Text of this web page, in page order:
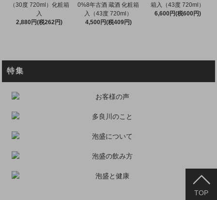
（30度 720ml）化粧箱
入
2,880円(税262円)
0%8年古酒 蔵酒 化粧箱
入（43度 720ml）
4,500円(税409円)
箱入（43度 720ml）
6,600円(税600円)
特集
TOP